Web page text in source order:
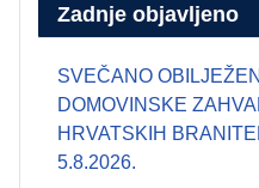
Zadnje objavljeno
SVEČANO
DOMOVINSKE
HRVATSKIH
5.8.2026.